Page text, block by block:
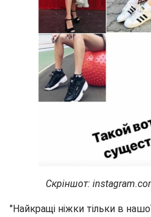
Скріншот:
"Найкращі ніжки тільки в